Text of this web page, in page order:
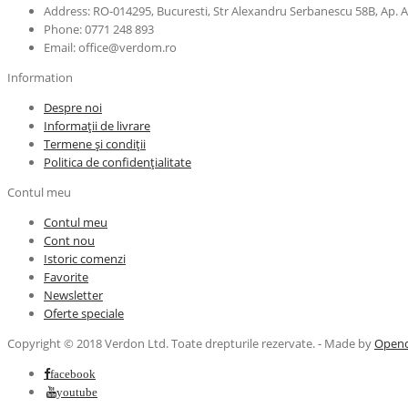
Address: RO-014295, Bucuresti, Str Alexandru Serbanescu 58B, Ap.
Phone: 0771 248 893
Email: office@verdom.ro
Information
Despre noi
Informații de livrare
Termene și condiții
Politica de confidențialitate
Contul meu
Contul meu
Cont nou
Istoric comenzi
Favorite
Newsletter
Oferte speciale
Copyright © 2018 Verdon Ltd. Toate drepturile rezervate. - Made by
facebook
youtube